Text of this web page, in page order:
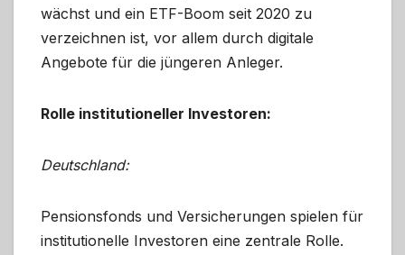
wächst und ein ETF-Boom seit 2020 zu
verzeichnen ist, vor allem durch digitale
Angebote für die jüngeren Anleger.
Rolle institutioneller Investoren:
Deutschland:
Pensionsfonds und Versicherungen spielen für
institutionelle Investoren eine zentrale Rolle.